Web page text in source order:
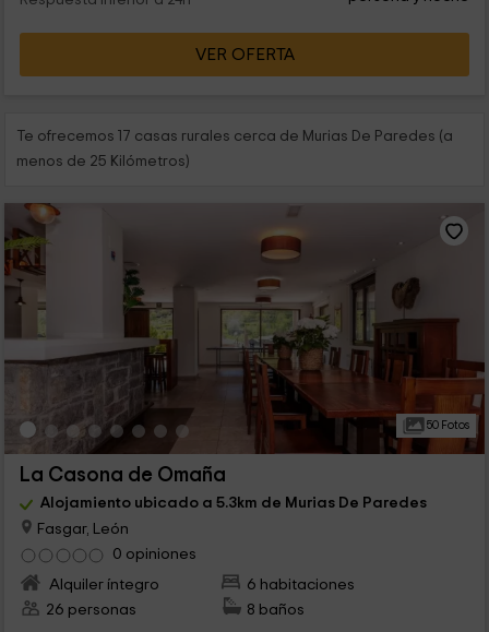
VER OFERTA
Te ofrecemos 17 casas rurales cerca de Murias De Paredes (a
menos de 25 Kilómetros)
50 Fotos
La Casona de Omaña
Alojamiento ubicado a 5.3km de Murias De Paredes
Fasgar, León
0 opiniones
Alquiler íntegro
6 habitaciones
26 personas
8 baños